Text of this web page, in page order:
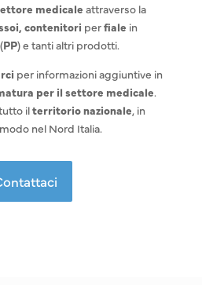
medicaleattraverso la
contenitori perfiale in
PP) e tanti altri prodotti.
per informazioni aggiuntive in
per il settore medicale.
ilterritorio nazionale, in
nel Nord Italia.